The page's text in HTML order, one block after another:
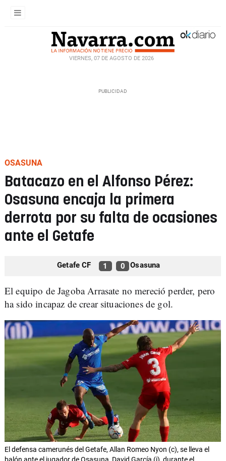
VIERNES, 07 DE AGOSTO DE 2026
OSASUNA
Batacazo en el Alfonso Pérez:
Osasuna encaja la primera
derrota por su falta de ocasiones
ante el Getafe
Getafe CF 1 0 Osasuna
El equipo de Jagoba Arrasate no mereció perder, pero
ha sido incapaz de crear situaciones de gol.
El defensa camerunés del Getafe, Allan Romeo Nyon (c), se lleva el